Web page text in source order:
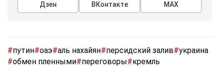
Дзен ВКонтакте МАХ
#путин#оаэ#аль нахайян#персидский залив#украина
#обмен пленными#переговоры#кремль